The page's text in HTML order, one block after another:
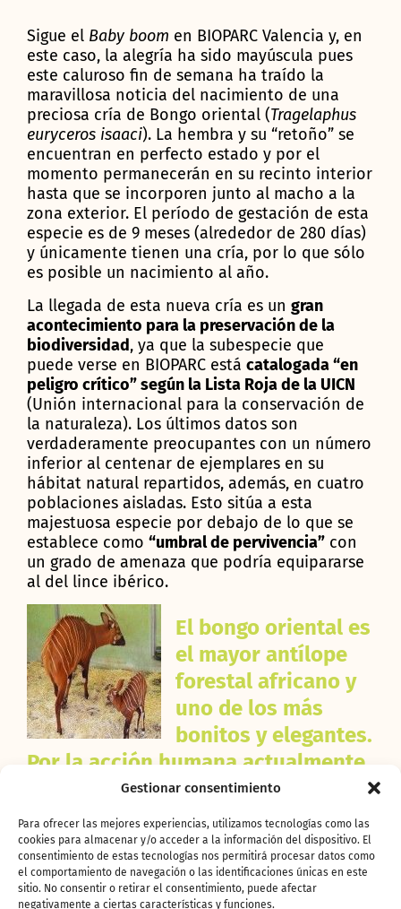
Gestionar consentimiento
Para ofrecer las mejores experiencias, utilizamos tecnologías como las
cookies para almacenar y/o acceder a la información del dispositivo. El
consentimiento de estas tecnologías nos permitirá procesar datos como
el comportamiento de navegación o las identificaciones únicas en este
sitio. No consentir o retirar el consentimiento, puede afectar
negativamente a ciertas características y funciones.
Sigue el Baby boom en BIOPARC Valencia y, en
este caso, la alegría ha sido mayúscula pues
este caluroso fin de semana ha traído la
maravillosa noticia del nacimiento de una
preciosa cría de Bongo oriental (Tragelaphus
euryceros isaaci). La hembra y su “retoño” se
encuentran en perfecto estado y por el
momento permanecerán en su recinto interior
hasta que se incorporen junto al macho a la
zona exterior. El período de gestación de esta
especie es de 9 meses (alrededor de 280 días)
y únicamente tienen una cría, por lo que sólo
es posible un nacimiento al año.
La llegada de esta nueva cría es un gran
acontecimiento para la preservación de la
biodiversidad, ya que la subespecie que
puede verse en BIOPARC está catalogada “en
peligro crítico” según la Lista Roja de la UICN
(Unión internacional para la conservación de
la naturaleza). Los últimos datos son
verdaderamente preocupantes con un número
inferior al centenar de ejemplares en su
hábitat natural repartidos, además, en cuatro
poblaciones aisladas. Esto sitúa a esta
majestuosa especie por debajo de lo que se
establece como “umbral de pervivencia” con
un grado de amenaza que podría equipararse
al del lince ibérico.
El bongo oriental es
el mayor antílope
forestal africano y
uno de los más
bonitos y elegantes.
Por la acción humana actualmente
está al borde de desaparecer, ya
que se estima que únicamente
existen unos 100 ejemplares en
estado silvestre.